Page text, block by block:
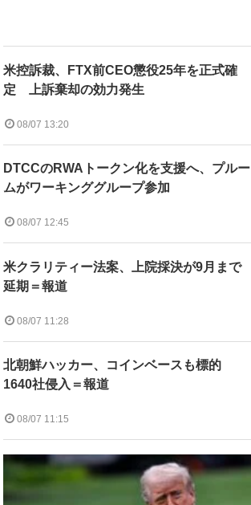
米控訴裁、FTX前CEO懲役25年を正式確
定 上訴棄却の効力発生
08/07 13:20
DTCCのRWAトークン化を支援へ、プルー
ムがワーキンググループ参加
08/07 12:45
米クラリティー法案、上院採決が9月まで
延期＝報道
08/07 11:28
北朝鮮ハッカー、コインベースも標的
1640社侵入＝報道
08/07 11:15